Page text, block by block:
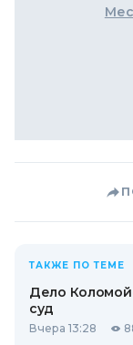
ТАКЖЕ ПО ТЕМЕ
Дело
суд
Вчера 13:28